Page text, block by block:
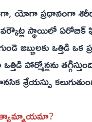
యోగా ప్రధానంగా
స్థాయిలో
జబ్బులకు ఒత్తిడి
హార్మోన్లను
శ్రేయస్సు